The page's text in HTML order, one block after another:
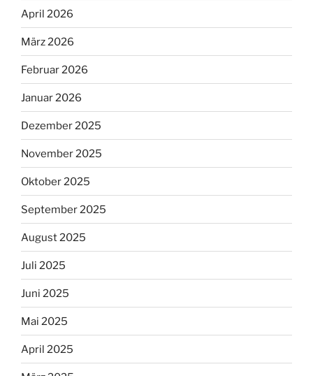
April 2026
März 2026
Februar 2026
Januar 2026
Dezember 2025
November 2025
Oktober 2025
September 2025
August 2025
Juli 2025
Juni 2025
Mai 2025
April 2025